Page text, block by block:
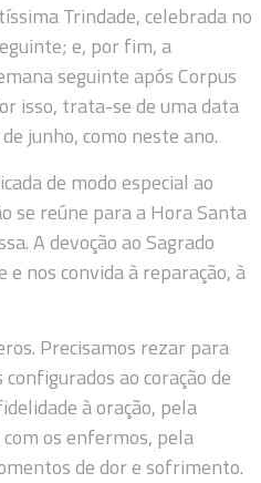
Trindade, celebrada no
e, por fim, a
seguinte após Corpus
isso, trata-se de uma data
junho, como neste ano.
de modo especial ao
se reúne para a Hora Santa
A devoção ao Sagrado
nos convida à reparação, à
Precisamos rezar para
ao coração de
à oração, pela
os enfermos, pela
de dor e sofrimento.